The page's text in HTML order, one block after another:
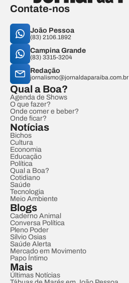
Contate-nos
João Pessoa
(83) 2106.1892
Campina Grande
(83) 3315-3204
Redação
jornalismo@jornaldaparaiba.com.br
Qual a Boa?
Agenda de Shows
O que fazer?
Onde comer e beber?
Onde ficar?
Notícias
Bichos
Cultura
Economia
Educação
Política
Qual a Boa?
Cotidiano
Saúde
Tecnologia
Meio Ambiente
Blogs
Caderno Animal
Conversa Política
Pleno Poder
Sílvio Osias
Saúde Alerta
Mercado em Movimento
Papo Íntimo
Mais
Últimas Notícias